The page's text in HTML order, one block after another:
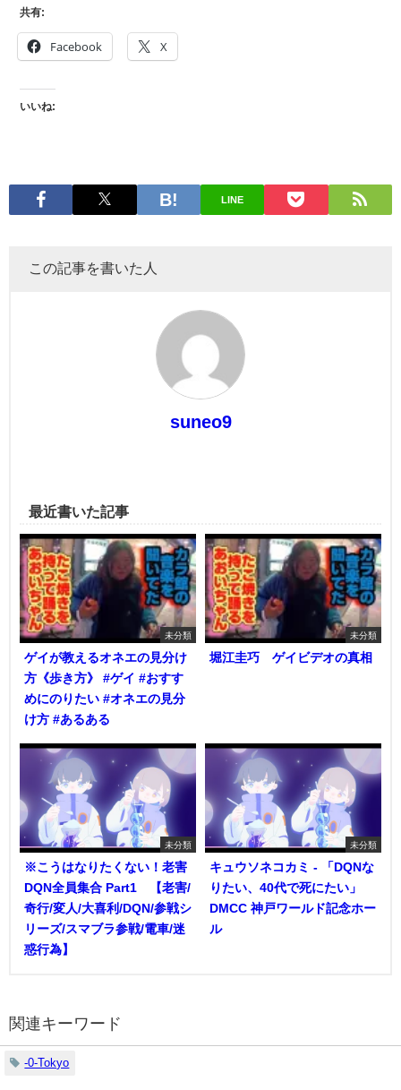
共有:
Facebook X
いいね:
LINE
この記事を書いた人
suneo9
最近書いた記事
未分類
ゲイが教えるオネエの見分け
方《歩き方》 #ゲイ #おすす
めにのりたい #オネエの見分
け方 #あるある
未分類
堀江圭巧 ゲイビデオの真相
未分類
※こうはなりたくない！老害
DQN全員集合 Part1 【老害/
奇行/変人/大喜利/DQN/参戦シ
リーズ/スマブラ参戦/電車/迷
惑行為】
未分類
キュウソネコカミ - 「DQNな
りたい、40代で死にたい」
DMCC 神戸ワールド記念ホー
ル
関連キーワード
-0-Tokyo